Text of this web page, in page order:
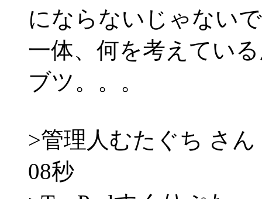
にならないじゃない
一体、何を考えてい
ブツ。。。
>管理人むたぐち さん
08秒